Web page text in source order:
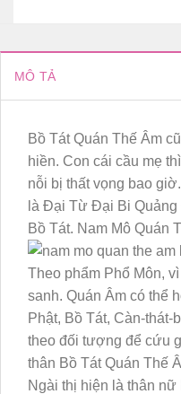
MÔ TẢ
Bồ Tát Quán Thế Âm
hiền. Con cái cầu mẹ
nỗi bị thất vọng bao
là Ðại Từ Ðại Bi
Bồ Tát. Nam Mô Quán
Theo phẩm Phổ Môn,
sanh. Quán Âm có thể
Phật, Bồ Tát, Càn-
theo đối tượng để cứu
thân Bồ Tát Quán Thế
Ngài thị hiện là thân nữ